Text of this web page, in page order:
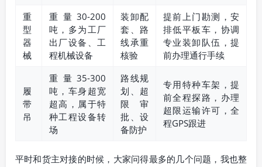
重
型
器
械
重量30-200
吨，多为工厂
出厂设备、工
程机械设备
装卸配
套、路
线承重
核验
提前上门勘测，安
排低平板车，协调
专业装卸队伍，提
前办理通行手续
履
带
吊
重量35-300
吨，车身超宽
超高，属于特
种工程设备转
场
路线规
划、超
限审
批、设
备防护
专用特种车架，提
前全程探路，办理
超限运输许可，全
程GPS跟进
平时和货主对接的时候，大家问得最多的几个问题，我也整